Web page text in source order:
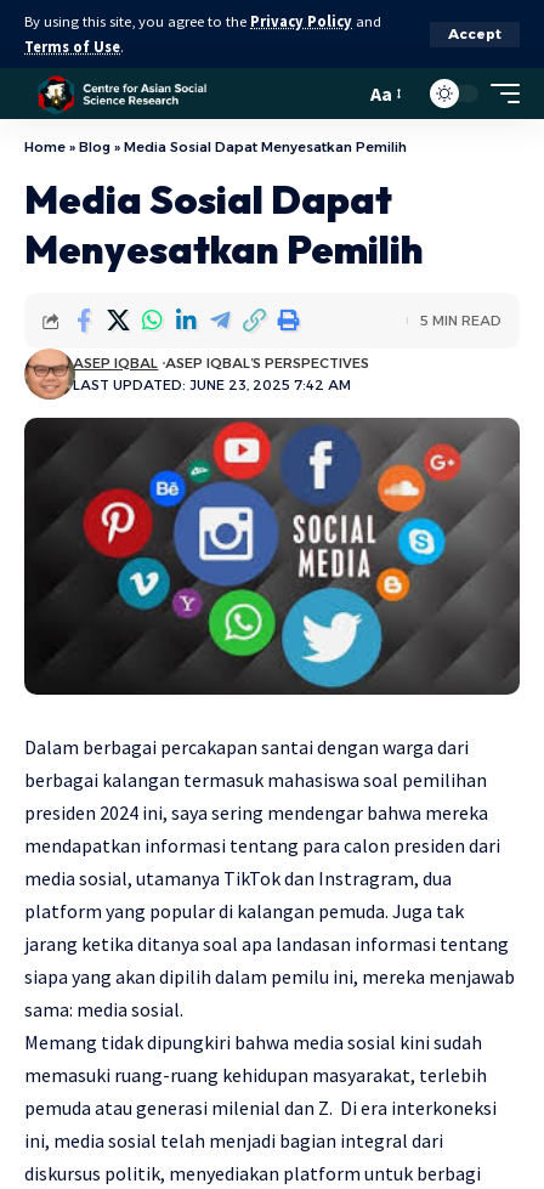
By using this site, you agree to the Privacy Policy and
Terms of Use.
Accept
Aa
Home » Blog » Media Sosial Dapat Menyesatkan Pemilih
Media Sosial Dapat
Menyesatkan Pemilih
LAST UPDATED: JUNE 23, 2025 7:42 AM
ASEP IQBAL ASEP IQBAL’S PERSPECTIVES
5 MIN READ
Dalam berbagai percakapan santai dengan warga dari
berbagai kalangan termasuk mahasiswa soal pemilihan
presiden 2024 ini, saya sering mendengar bahwa mereka
mendapatkan informasi tentang para calon presiden dari
media sosial, utamanya TikTok dan Instragram, dua
platform yang popular di kalangan pemuda. Juga tak
jarang ketika ditanya soal apa landasan informasi tentang
siapa yang akan dipilih dalam pemilu ini, mereka menjawab
sama: media sosial.
Memang tidak dipungkiri bahwa media sosial kini sudah
memasuki ruang-ruang kehidupan masyarakat, terlebih
pemuda atau generasi milenial dan Z. Di era interkoneksi
ini, media sosial telah menjadi bagian integral dari
diskursus politik, menyediakan platform untuk berbagi